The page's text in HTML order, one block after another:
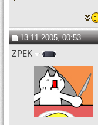
13.11.2005, 00:53
ZPEK